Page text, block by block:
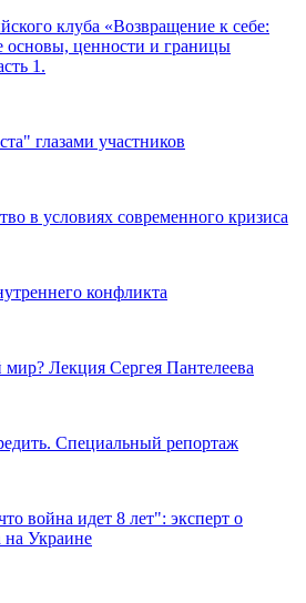
клуба «Возвращение к себе:
основы, ценности и границы
1.
глазами участников
в условиях современного кризиса
конфликта
мир? Лекция Сергея Пантелеева
Специальный репортаж
война идет 8 лет": эксперт о
на Украине